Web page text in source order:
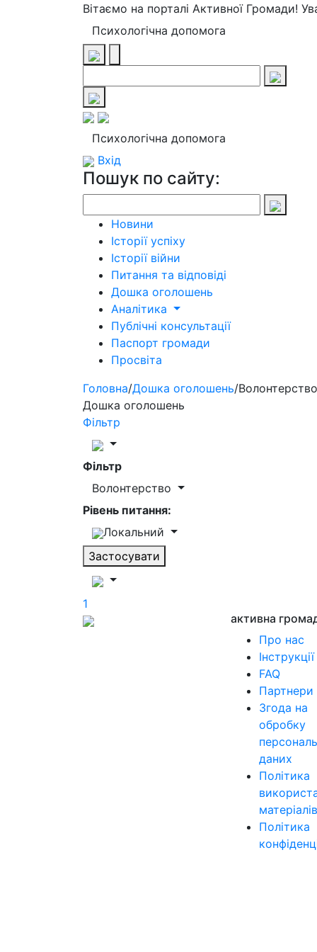
Вітаємо на порталі Активної Громади!
Психологічна допомога
Психологічна допомога
Вхід
Пошук по сайту:
Новини
Історії успіху
Історії війни
Питання та відповіді
Дошка оголошень
Аналітика
Публічні консультації
Паспорт громади
Просвіта
Головна/Дошка оголошень/Волонтерство
Дошка оголошень
Фільтр
Фільтр
Волонтерство
Рівень питання:
Локальний
Застосувати
1
активна
Про нас
Інструкції
FAQ
Партнери
Згода на
обробку
даних
Політика
Політика